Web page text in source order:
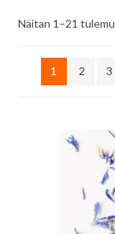
Näitan 1–21
1
2 3